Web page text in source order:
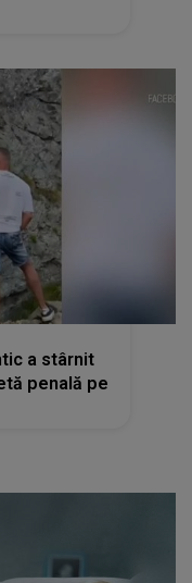
a stârnit
penală pe